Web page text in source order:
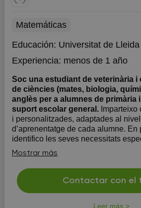
Matemáticas
Educación: Universitat de Lleida
Experiencia: menos de 1 año
Soc una estudiant de veterinària i
de ciències (mates, biologia,
anglès per a alumnes de primària
suport escolar general.
i personalitzades, adaptades al
d’aprenentatge de cada alumne. En
identifico les seves necessitats
tasques pendents i els dubtes que
A partir d’aquesta anàlisi, estructuro
exemples pràct...
Mostrar más
Contactar con el
Leer más